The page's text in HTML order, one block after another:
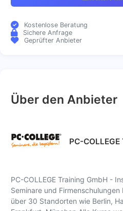
Kostenlose Beratung
Sichere Anfrage
Geprüfter Anbieter
Über den Anbieter
PC-
PC-COLLEGE Training GmbH -
Seminare und
über 30 Standorten wie Berlin,